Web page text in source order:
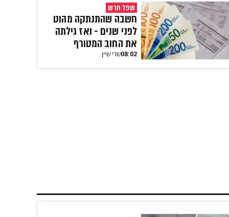
שפל חדש
חשבה שהתנתקה מהוט
לפני שנים - ואז גילתה
את החוב המטורף
08:02שרי שיין